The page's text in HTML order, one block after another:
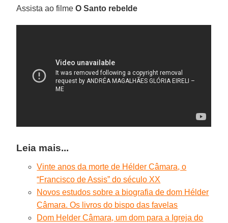
Assista ao filmeO Santo rebelde
Leia mais...
Vinte anos da morte de Hélder Câmara, o
“Francisco de Assis” do século XX
Novos estudos sobre a biografia de dom Hélder
Câmara. Os livros do bispo das favelas
Dom Helder Câmara, um dom para a Igreja do